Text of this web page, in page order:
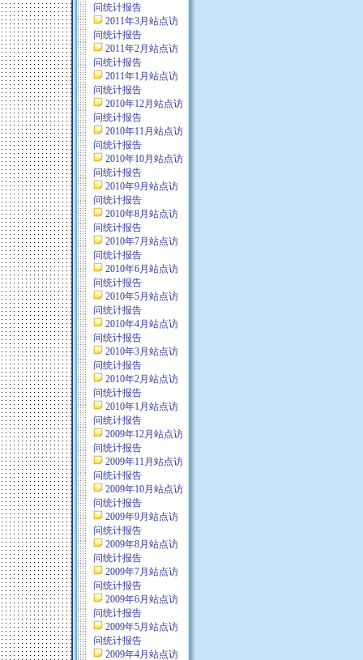
问统计报告
2011年3月站点访
问统计报告
2011年2月站点访
问统计报告
2011年1月站点访
问统计报告
2010年12月站点访
问统计报告
2010年11月站点访
问统计报告
2010年10月站点访
问统计报告
2010年9月站点访
问统计报告
2010年8月站点访
问统计报告
2010年7月站点访
问统计报告
2010年6月站点访
问统计报告
2010年5月站点访
问统计报告
2010年4月站点访
问统计报告
2010年3月站点访
问统计报告
2010年2月站点访
问统计报告
2010年1月站点访
问统计报告
2009年12月站点访
问统计报告
2009年11月站点访
问统计报告
2009年10月站点访
问统计报告
2009年9月站点访
问统计报告
2009年8月站点访
问统计报告
2009年7月站点访
问统计报告
2009年6月站点访
问统计报告
2009年5月站点访
问统计报告
2009年4月站点访